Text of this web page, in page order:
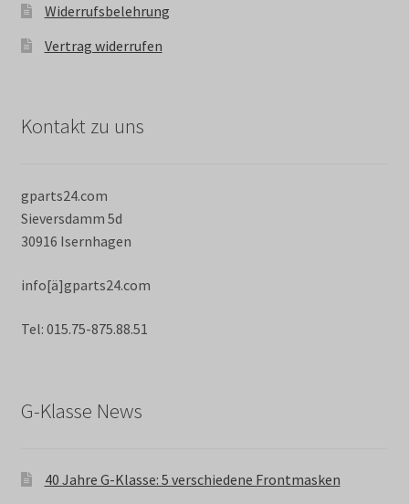
Widerrufsbelehrung
Vertrag widerrufen
Kontakt zu uns
gparts24.com
Sieversdamm 5d
30916 Isernhagen
info[ä]gparts24.com
Tel: 015.75-875.88.51
G-Klasse News
40 Jahre G-Klasse: 5 verschiedene Frontmasken